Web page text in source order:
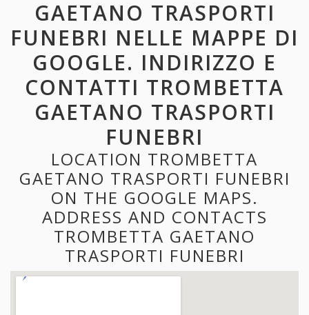
GAETANO TRASPORTI
FUNEBRI NELLE MAPPE DI
GOOGLE. INDIRIZZO E
CONTATTI TROMBETTA
GAETANO TRASPORTI
FUNEBRI
LOCATION TROMBETTA
GAETANO TRASPORTI FUNEBRI
ON THE GOOGLE MAPS.
ADDRESS AND CONTACTS
TROMBETTA GAETANO
TRASPORTI FUNEBRI